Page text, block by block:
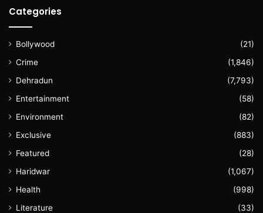
Categories
Bollywood
(21)
Crime
(1,846)
Dehradun
(7,793)
Entertainment
(58)
Environment
(82)
Exclusive
(883)
Featured
(28)
Haridwar
(1,067)
Health
(998)
Literature
(33)